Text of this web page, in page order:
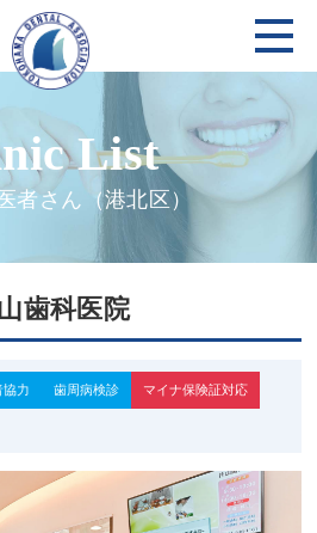
者さん（港北区）
歯科医院
協力 歯周病検診 マイナ保険証対応